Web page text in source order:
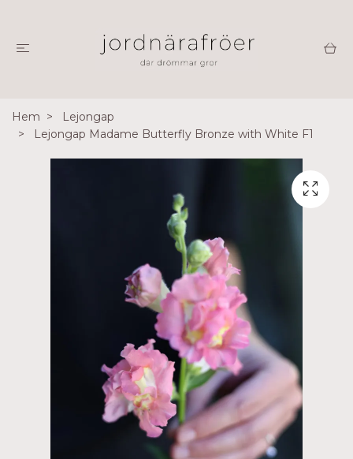
Hem
Lejongap
Lejongap Madame Butterfly Bronze with White F1